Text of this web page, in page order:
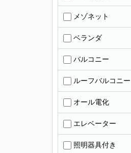
メゾネット
ベランダ
バルコニー
ルーフバルコニー
オール電化
エレベーター
照明器具付き